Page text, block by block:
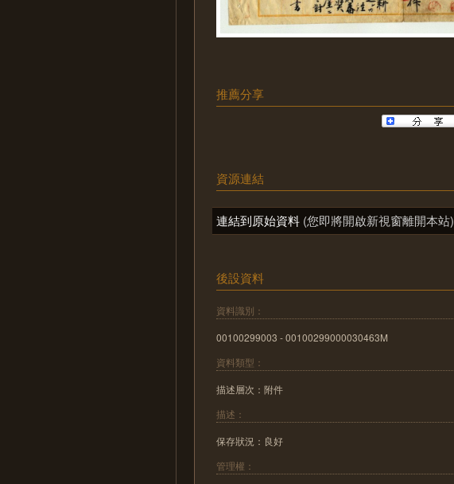
推薦分享
資源連結
連結到原始資料 (您即將開啟新視窗離開本站)
後設資料
資料識別：
00100299003 - 00100299000030463M
資料類型：
描述層次：附件
描述：
保存狀況：良好
管理權：